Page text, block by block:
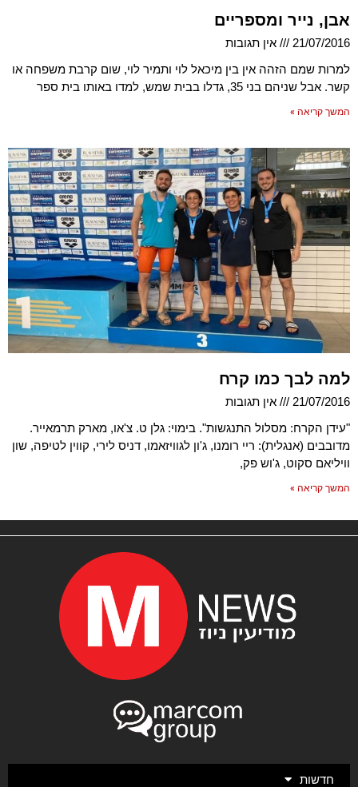
אבן, נייר ומספריים
21/07/2016
אין תגובות
למרות שמם הזהה אין בין מיכאל לוי ותמיר לוי, שום קרבת משפחה או
קשר. אבל שניהם בני 35, גדלו בבית שמש, למדו באותו בית ספר
המשך קריאה »
למה לבך כמו קרח
21/07/2016
אין תגובות
"עידן הקרח: מסלול התנגשות". בימוי: גלן ט. צ'או, מארק תרמאייר.
מדובבים (אנגלית): ריי רומנו, ג'ון לגוויזאמו, דניס לירי, קווין לטיפה, שון
וויליאם סקוט, ג'וש פק,
המשך קריאה »
חדשות